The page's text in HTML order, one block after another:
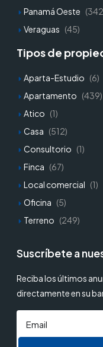
Panamá Oeste
Veraguas (45)
Tipos de
Aparta-Estudio (6)
Apartamento (439)
Atico (1)
Casa (512)
Consultorio (1)
Finca (67)
Local comercial (1)
Oficina (5)
Terreno (249)
Suscríbete a
Reciba los últimos
directamente en su